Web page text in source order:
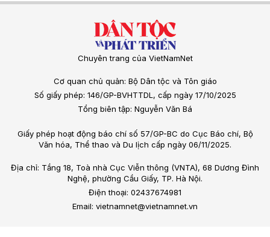
Chuyên trang của VietNamNet
Cơ quan chủ quản: Bộ Dân tộc và Tôn giáo
Số giấy phép: 146/GP-BVHTTDL, cấp ngày 17/10/2025
Tổng biên tập: Nguyễn Văn Bá
Giấy phép hoạt động báo chí số 57/GP-BC do Cục Báo chí, Bộ
Văn hóa, Thể thao và Du lịch cấp ngày 06/11/2025.
Địa chỉ: Tầng 18, Toà nhà Cục Viễn thông (VNTA), 68 Dương Đình
Nghệ, phường Cầu Giấy, TP. Hà Nội.
Điện thoại: 02437674981
Email: vietnamnet@vietnamnet.vn